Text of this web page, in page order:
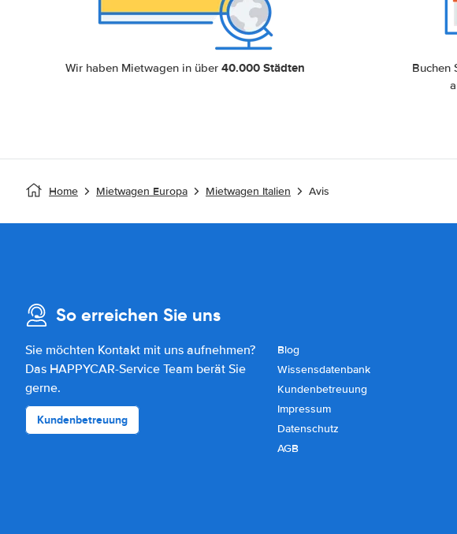
Wir haben Mietwagen in über40.000 Städten
Buchen
Home Mietwagen Europa Mietwagen Italien Avis
So erreichen Sie uns
Sie möchten Kontakt mit uns aufnehmen?
Das HAPPYCAR-Service Team berät Sie
gerne.
Kundenbetreuung
Blog
Wissensdatenbank
Kundenbetreuung
Impressum
Datenschutz
AGB